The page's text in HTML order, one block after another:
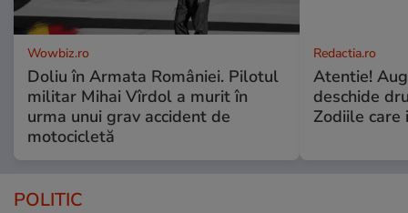
Wowbiz.ro
Doliu în Armata României. Pilotul
militar Mihai Vîrdol a murit în
urma unui grav accident de
motocicletă
Redactia.ro
Atentie!
deschide
Zodiile care
POLITIC